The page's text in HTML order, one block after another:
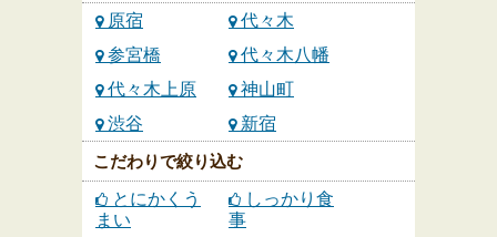
原宿
代々木
参宮橋
代々木八幡
代々木上原
神山町
渋谷
新宿
こだわりで絞り込む
とにかくう
まい
しっかり食
事